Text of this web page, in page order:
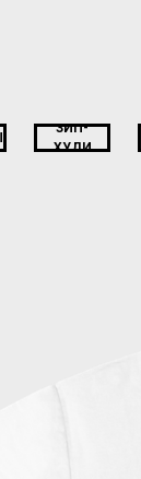
ЗИП-
ХУДИ